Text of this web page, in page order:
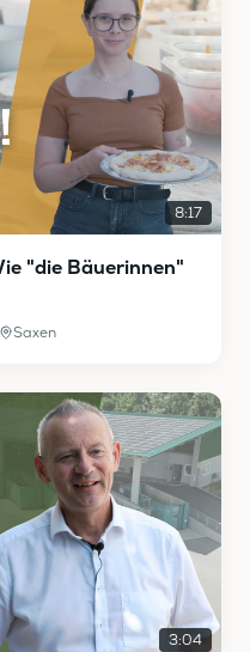
8:17
"die Bäuerinnen"
Saxen
3:04